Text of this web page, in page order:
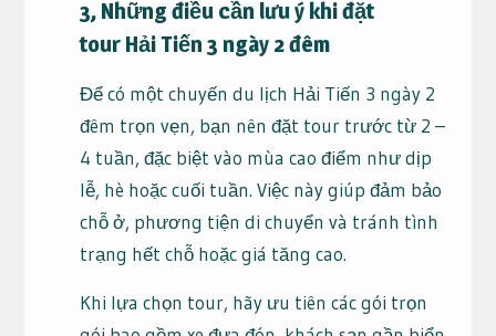
3, Những điều cần lưu ý khi đặt
tour Hải Tiến 3 ngày 2 đêm
Để có một chuyến du lịch Hải Tiến 3 ngày 2
đêm trọn vẹn, bạn nên đặt tour trước từ 2 –
4 tuần, đặc biệt vào mùa cao điểm như dịp
lễ, hè hoặc cuối tuần. Việc này giúp đảm bảo
chỗ ở, phương tiện di chuyển và tránh tình
trạng hết chỗ hoặc giá tăng cao.​
Khi lựa chọn tour, hãy ưu tiên các gói trọn